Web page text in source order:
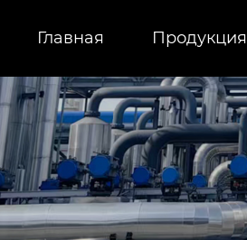
Главная Продукция